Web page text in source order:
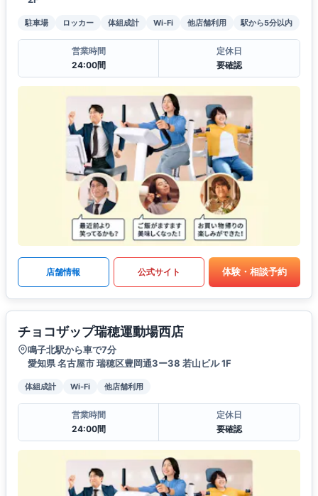
駐車場 ロッカー 体組成計 Wi-Fi 他店舗利用 駅から5分以内
営業時間
24:00間
定休日
要確認
店舗情報 公式サイト 体験・相談予約
チョコザップ瑞穂運動場西店
鳴子北駅から車で7分
愛知県 名古屋市 瑞穂区豊岡通3ー38 若山ビル 1F
体組成計 Wi-Fi 他店舗利用
営業時間
24:00間
定休日
要確認